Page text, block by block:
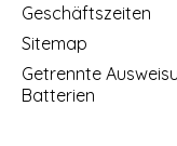
Geschäftszeiten
Sitemap
Getrennte
Batterien